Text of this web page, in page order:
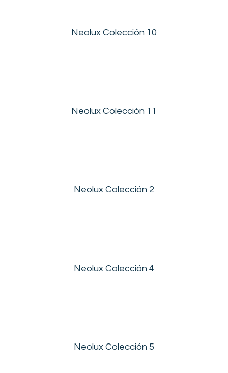
Neolux Colección 10
Neolux Colección 11
Neolux Colección 2
Neolux Colección 4
Neolux Colección 5